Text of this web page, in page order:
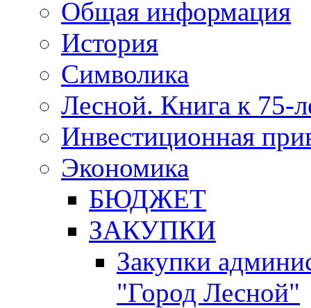
Общая информация
История
Символика
Лесной. Книга к 75-
Инвестиционная
Экономика
БЮДЖЕТ
ЗАКУПКИ
Закупки
"Город Лесной"